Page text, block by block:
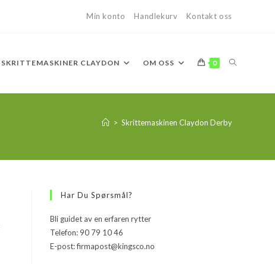
Min konto Handlekurv Kontakt oss
SKRITTEMASKINER CLAYDON OM OSS 0 TOGGLE
WEBSITE
> Skrittemaskinen Claydon Derby
Har Du Spørsmål?
Bli guidet av en erfaren rytter
Telefon: 90 79 10 46
E-post: firmapost@kingsco.no